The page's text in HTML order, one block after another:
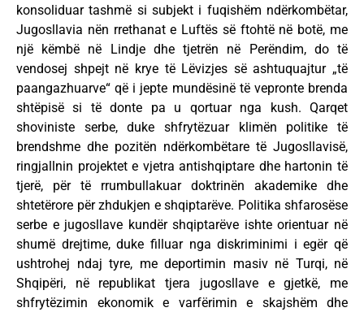
konsoliduar tashmë si subjekt i fuqishëm ndërkombëtar,
Jugosllavia nën rrethanat e Luftës së ftohtë në botë, me
një këmbë në Lindje dhe tjetrën në Perëndim, do të
vendosej shpejt në krye të Lëvizjes së ashtuquajtur „të
paangazhuarve“ që i jepte mundësinë të vepronte brenda
shtëpisë si të donte pa u qortuar nga kush. Qarqet
shoviniste serbe, duke shfrytëzuar klimën politike të
brendshme dhe pozitën ndërkombëtare të Jugosllavisë,
ringjallnin projektet e vjetra antishqiptare dhe hartonin të
tjerë, për të rrumbullakuar doktrinën akademike dhe
shtetërore për zhdukjen e shqiptarëve. Politika shfarosëse
serbe e jugosllave kundër shqiptarëve ishte orientuar në
shumë drejtime, duke filluar nga diskriminimi i egër që
ushtrohej ndaj tyre, me deportimin masiv në Turqi, në
Shqipëri, në republikat tjera jugosllave e gjetkë, me
shfrytëzimin ekonomik e varfërimin e skajshëm dhe